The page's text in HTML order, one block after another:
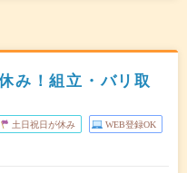
み！組立・バリ取
土日祝日が休み WEB登録OK